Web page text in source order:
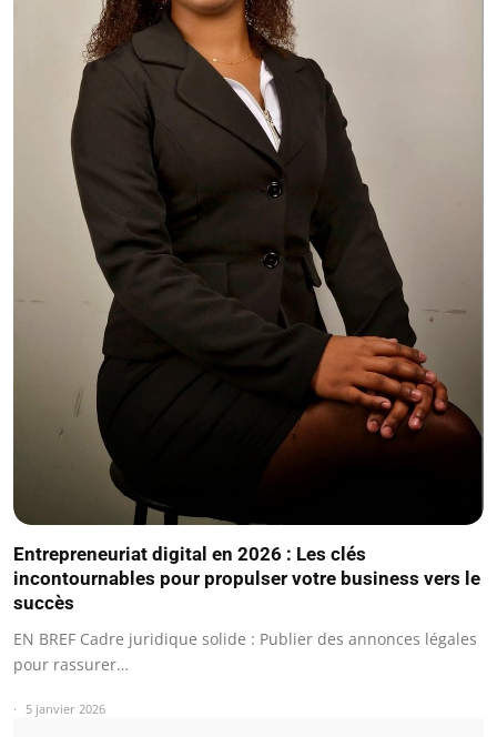
Entrepreneuriat digital en 2026 : Les clés
incontournables pour propulser votre business vers le
succès
EN BREF Cadre juridique solide : Publier des annonces légales
pour rassurer…
5 janvier 2026